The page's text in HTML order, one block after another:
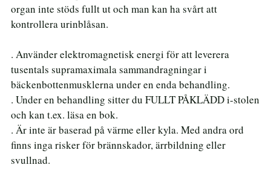
organ inte stöds fullt ut och man kan ha svårt att
kontrollera urinblåsan.
. Använder elektromagnetisk energi för att leverera
tusentals supramaximala sammandragningar i
bäckenbottenmusklerna under en enda behandling.
. Under en behandling sitter du FULLT PÅKLÄDD i-stolen
och kan t.ex. läsa en bok.
. Är inte är baserad på värme eller kyla. Med andra ord
finns inga risker för brännskador, ärrbildning eller
svullnad.